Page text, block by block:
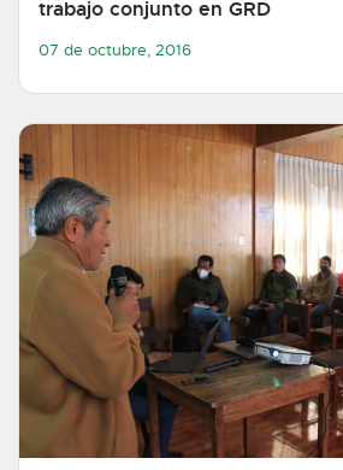
trabajo conjunto en GRD
07 de octubre, 2016